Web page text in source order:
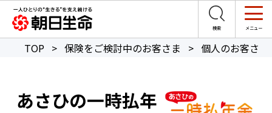
TOP > 保険をご検討中のお客さま > 個人のお客さま
あさひの一時払年